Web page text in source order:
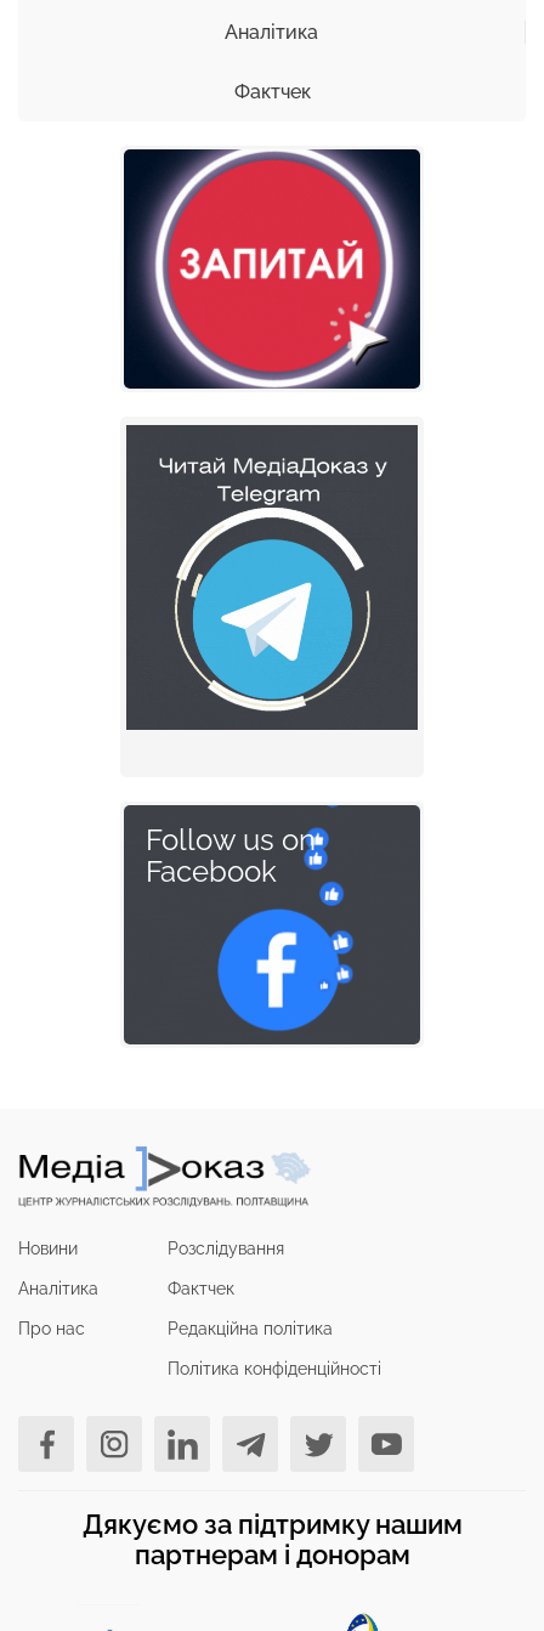
Аналітика
Фактчек
Follow us on
Facebook
Новини
Аналітика
Про нас
Розслідування
Фактчек
Редакційна політика
Політика конфіденційності
Дякуємо за підтримку нашим
партнерам і донорам